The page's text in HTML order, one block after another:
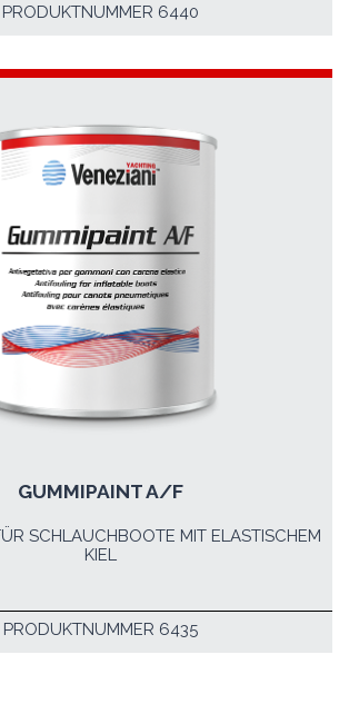
PRODUKTNUMMER 6440
GUMMIPAINT A/F
SCHLAUCHBOOTE MIT ELASTISCHEM
KIEL
PRODUKTNUMMER 6435